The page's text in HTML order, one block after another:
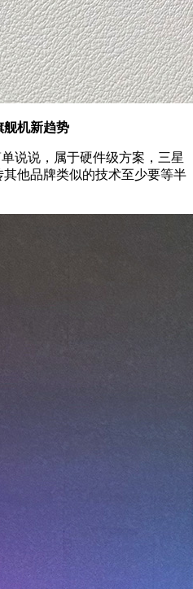
舰机新趋势
说说，属于硬件级方案，三星
他品牌类似的技术至少要等半